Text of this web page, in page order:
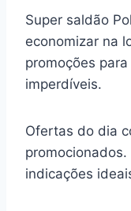
Super saldão
economizar na
promoções
imperdíveis.
Ofertas do dia
indicações